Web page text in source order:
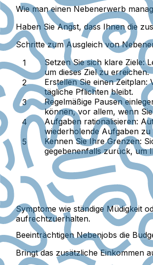
Wie man einen Nebenerwerb
Haben Sie Angst, dass Ihnen die
Schritte zum Ausgleich von
Setzen Sie sich klare Ziele:
um dieses Ziel zu erreichen.
Erstellen Sie einen Zeitplan:
tägliche Pflichten bleibt.
Regelmäßige Pausen
können, vor allem, wenn
Aufgaben rationalisieren:
wiederholende Aufgaben zu
Kennen Sie Ihre Grenzen:
gegebenenfalls zurück, um
Symptome wie ständige Müdigkeit
aufrechtzuerhalten.
Beeinträchtigen Nebenjobs die
Bringt das zusätzliche Einkommen